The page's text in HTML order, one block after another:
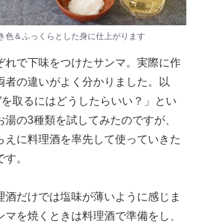
色＆ふっくらとした身に仕上がります
れで下味をつけたサンマ。実際に作
者の違いがよく分かりました。以
を取るにはどうしたらいい？」
とい
湯の3種類を試してみたのですが、
えに料理酒を率先して使っていきた
。
酒だけでは塩味が薄いように感じま
マを焼くときは料理酒で準備をし、